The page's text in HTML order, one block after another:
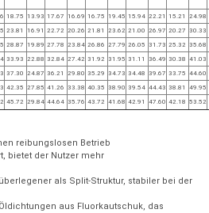
18.75 13.93 17.67 16.69 16.75 19.45 15.94 22.21 15.21
24.98
23.81 16.91 22.72 20.26 21.81 23.62 21.00 26.97 20.27
30.33
28.87 19.89 27.78 23.84 26.86 27.79 26.05 31.73 25.32
35.68
33.93 22.88 32.84 27.42 31.92 31.95 31.11 36.49 30.38 41.03
37.30 24.87 36.21 29.80 35.29 34.73 34.48 39.67 33.75 44.60
42.35 27.85 41.26 33.38 40.35 38.90 39.54 44.43 38.81
49.95
45.72 29.84 44.64 35.76 43.72 41.68 42.91 47.60 42.18 53.52
reibungslosen Betrieb
bietet der Nutzer mehr
als Split-Struktur, stabiler bei der
aus Fluorkautschuk, das